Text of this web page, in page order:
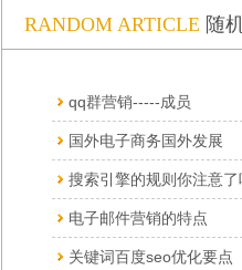
RANDOM ARTICLE 随
qq群营销-----成员
国外电子商务国外发展
搜索引擎的规则你注意了
电子邮件营销的特点
关键词百度seo优化要点